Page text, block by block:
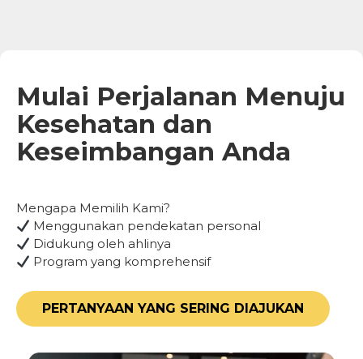
Mulai Perjalanan Menuju
Kesehatan dan
Keseimbangan Anda
Mengapa Memilih Kami?
Menggunakan pendekatan personal
Didukung oleh ahlinya
Program yang komprehensif
PERTANYAAN YANG SERING DIAJUKAN